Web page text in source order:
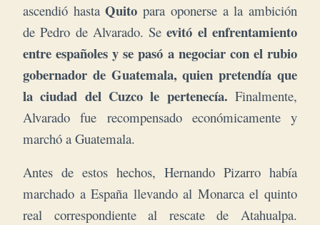
ascendió hastaQuito para oponerse a la ambición
de Pedro de Alvarado. Se evitó el enfrentamiento
entre españoles y se pasó a negociar con el rubio
gobernador de Guatemala, quien pretendía que
la ciudad del Cuzco le pertenecía. Finalmente,
Alvarado fue recompensado económicamente y
marchó a Guatemala.
Antes de estos hechos, Hernando Pizarro había
marchado a España llevando al Monarca el quinto
real correspondiente al rescate de Atahualpa.